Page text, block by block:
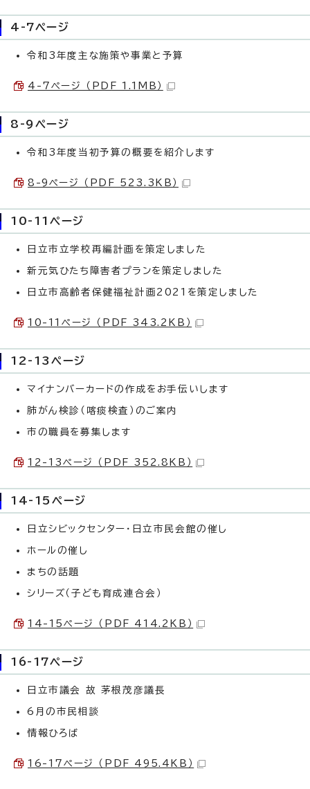
4-7ページ
令和3年度主な施策や事業と予算
4-7ページ （PDF 1.1MB）
8-9ページ
令和3年度当初予算の概要を紹介します
8-9ページ （PDF 523.3KB）
10-11ページ
日立市立学校再編計画を策定しました
新元気ひたち障害者プランを策定しました
日立市高齢者保健福祉計画2021を策定しました
10-11ページ （PDF 343.2KB）
12-13ページ
マイナンバーカードの作成をお手伝いします
肺がん検診（喀痰検査）のご案内
市の職員を募集します
12-13ページ （PDF 352.8KB）
14-15ページ
日立シビックセンター・日立市民会館の催し
ホールの催し
まちの話題
シリーズ（子ども育成連合会）
14-15ページ （PDF 414.2KB）
16-17ページ
日立市議会 故 茅根茂彦議長
6月の市民相談
情報ひろば
16-17ページ （PDF 495.4KB）